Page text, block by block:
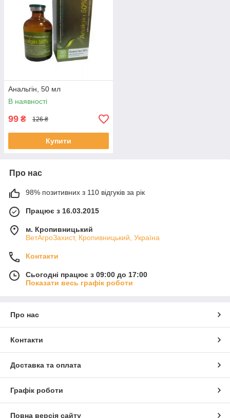
Анальгін, 50 мл
В наявності
99 ₴ 126 ₴
Купити
Про нас
98% позитивних з 110 відгуків за рік
Працює з 16.03.2015
м. Кропивницький
ВетАгроЗахист, Кропивницький, Україна
Контакти
Сьогодні працює з 09:00 до 17:00
Показати весь графік роботи
Про нас
Контакти
Доставка та оплата
Графік роботи
Повна версія сайту